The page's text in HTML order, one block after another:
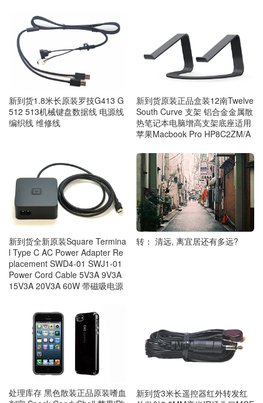
新到货1.8米长原装罗技G413 G
512 513机械键盘数据线 电源线
编织线 维修线
新到货原装正品盒装12南Twelve
South Curve 支架 铝合金金属散
热笔记本电脑增高支架底座适用
苹果Macbook Pro HP8C2ZM/A
新到货全新原装Square Termina
l Type C AC Power Adapter Re
placement SWD4-01 SWJ1-01
Power Cord Cable 5V3A 9V3A
15V3A 20V3A 60W 带磁吸电源
转： 清远, 离宜居还有多远?
处理库存 黑色散装正品原装嗜血
新到货3米长遥控器红外转发红